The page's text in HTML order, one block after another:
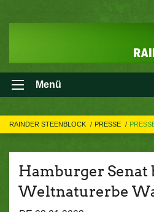
Menü
RAINDER STEENBLOCK PRESSE
Hamburger Senat
Weltnaturerbe